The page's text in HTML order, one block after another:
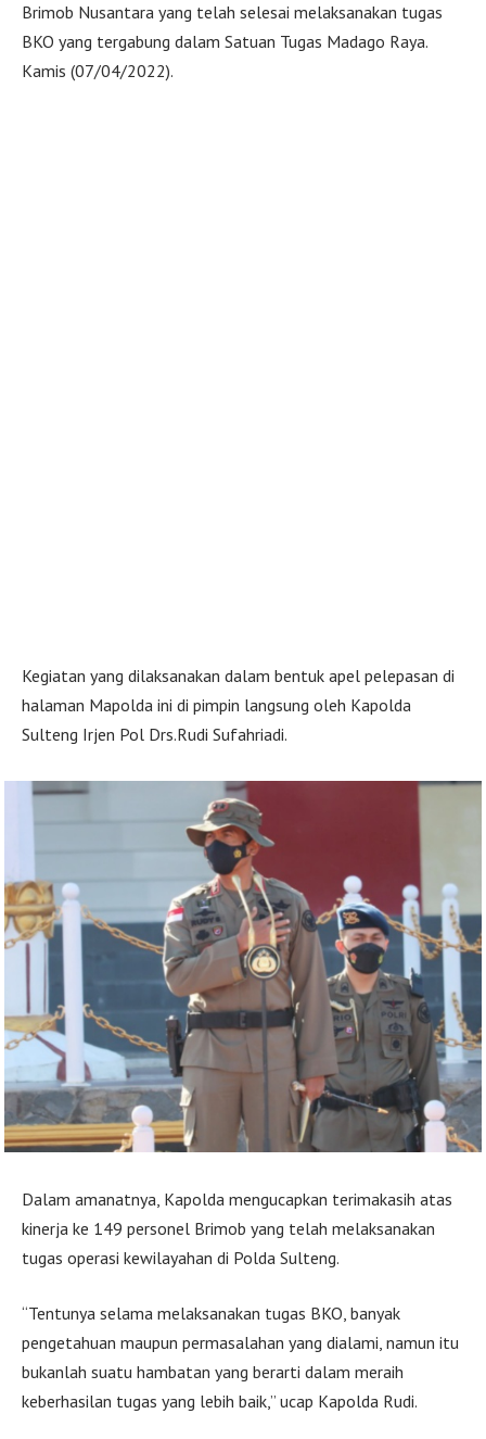
Brimob Nusantara yang telah selesai melaksanakan tugas
BKO yang tergabung dalam Satuan Tugas Madago Raya.
Kamis (07/04/2022).
Kegiatan yang dilaksanakan dalam bentuk apel pelepasan di
halaman Mapolda ini di pimpin langsung oleh Kapolda
Sulteng Irjen Pol Drs.Rudi Sufahriadi.
Dalam amanatnya, Kapolda mengucapkan terimakasih atas
kinerja ke 149 personel Brimob yang telah melaksanakan
tugas operasi kewilayahan di Polda Sulteng.
“Tentunya selama melaksanakan tugas BKO, banyak
pengetahuan maupun permasalahan yang dialami, namun itu
bukanlah suatu hambatan yang berarti dalam meraih
keberhasilan tugas yang lebih baik,” ucap Kapolda Rudi.